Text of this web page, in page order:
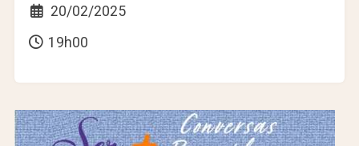
20/02/2025
19h00